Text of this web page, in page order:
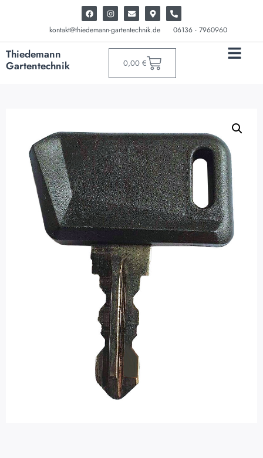
kontakt@thiedemann-gartentechnik.de 06136 - 7960960
Thiedemann
Gartentechnik
0,00 €